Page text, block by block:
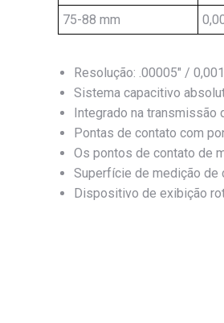
75-88 mm
Resolução: .00005″ /
Sistema capacitivo
Integrado na transmissão
Pontas de contato com
Os pontos de contato de
Superfície de medição de
Dispositivo de exibição